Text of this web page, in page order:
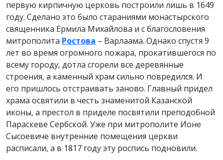
первую кирпичную церковь построили лишь в 1649
году. Сделано это было стараниями монастырского
священника Ермила Михайлова и с благословения
митрополита Ростова – Варлаама. Однако спустя 9
лет во время огромного пожара, прокатившегося по
всему городу, дотла сгорели все деревянные
строения, а каменный храм сильно повредился. И
его пришлось отстраивать заново. Главный придел
храма освятили в честь знаменитой Казанской
иконы, а престол в приделе посвятили преподобной
Параскеве Сербской. Уже при митрополите Ионе
Сысоевиче внутренние помещения церкви
расписали, а в 1817 году эту роспись подновили.